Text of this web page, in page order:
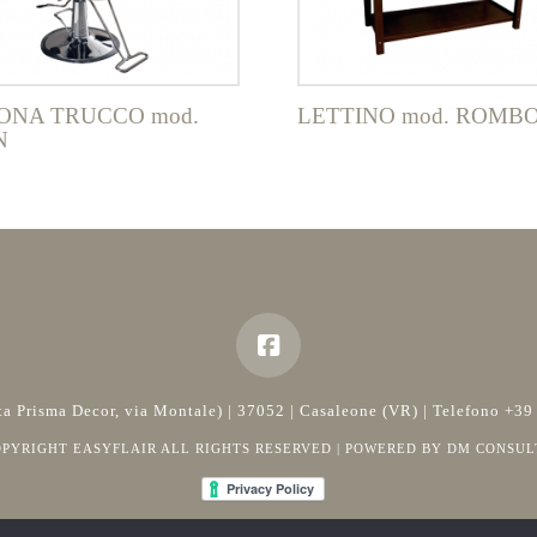
TRUCCO mod.
LETTINO mod.
Prisma Decor, via Montale) | 37052 | Casaleone (VR) | Telefono
EASYFLAIR ALL RIGHTS RESERVED | POWERED BY DM